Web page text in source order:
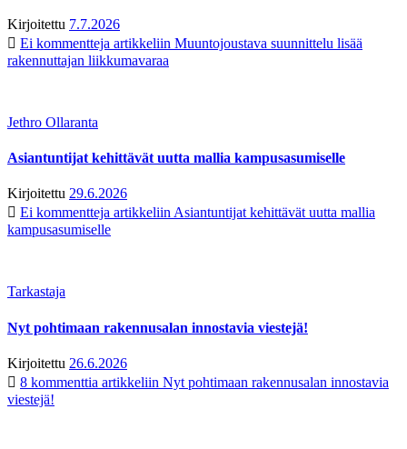
Kirjoitettu 7.7.2026
Ei kommentteja artikkeliin Muuntojoustava suunnittelu lisää
rakennuttajan liikkumavaraa
Jethro Ollaranta
Asiantuntijat kehittävät uutta mallia kampusasumiselle
Kirjoitettu 29.6.2026
Ei kommentteja artikkeliin Asiantuntijat kehittävät uutta mallia
kampusasumiselle
Tarkastaja
Nyt pohtimaan rakennusalan innostavia viestejä!
Kirjoitettu 26.6.2026
8 kommenttia artikkeliin Nyt pohtimaan rakennusalan innostavia
viestejä!